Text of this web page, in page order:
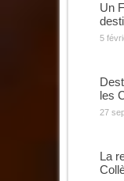
Un
5
les
27
La